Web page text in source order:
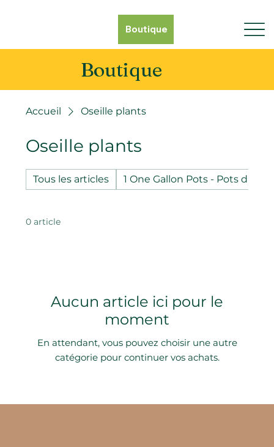
Boutique
Boutique
Accueil Oseille plants
Oseille plants
Tous les articles 1 One Gallon Pots - Pots d'un
0 article
Aucun article ici pour le
moment
En attendant, vous pouvez choisir une autre
catégorie pour continuer vos achats.